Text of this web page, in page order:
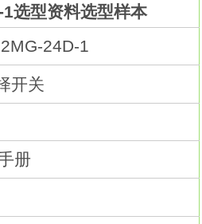
选型资料选型样本
24D-1
开关
册